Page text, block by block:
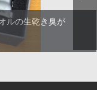
ルの生乾き臭が